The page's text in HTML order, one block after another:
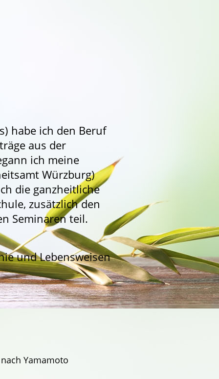
habe ich den Beruf
aus der
ich meine
Würzburg)
die ganzheitliche
zusätzlich den
Seminaren teil.
und Lebensweisen
Yamamoto